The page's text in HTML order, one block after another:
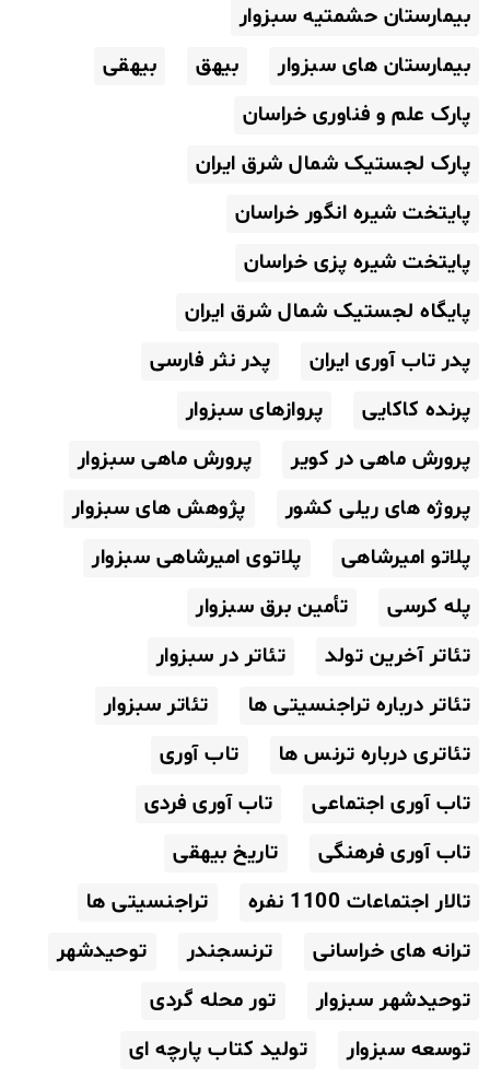
بیمارستان حشمتیه سبزوار
بیمارستان های سبزوار
بیهق
بیهقی
پارک علم و فناوری خراسان
پارک لجستیک شمال شرق ایران
پایتخت شیره انگور خراسان
پایتخت شیره پزی خراسان
پایگاه لجستیک شمال شرق ایران
پدر تاب آوری ایران
پدر نثر فارسی
پرنده کاکایی
پروازهای سبزوار
پرورش ماهی در کویر
پرورش ماهی سبزوار
پروژه های ریلی کشور
پژوهش های سبزوار
پلاتو امیرشاهی
پلاتوی امیرشاهی سبزوار
پله کرسی
تأمین برق سبزوار
تئاتر آخرین تولد
تئاتر در سبزوار
تئاتر درباره تراجنسیتی ها
تئاتر سبزوار
تئاتری درباره ترنس ها
تاب آوری
تاب آوری اجتماعی
تاب آوری فردی
تاب آوری فرهنگی
تاریخ بیهقی
تالار اجتماعات 1100 نفره
تراجنسیتی ها
ترانه های خراسانی
ترنسجندر
توحیدشهر
توحیدشهر سبزوار
تور محله گردی
توسعه سبزوار
تولید کتاب پارچه ای